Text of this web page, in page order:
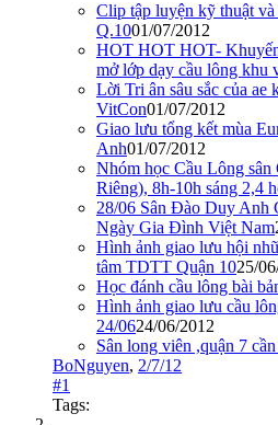
Clip tập luyện kỹ thuật
Q.1001/07/2012
HOT HOT HOT-
mở lớp dạy cầu lông khu
Lời Tri ân sâu sắc của ae
VitCon01/07/2012
Giao lưu tổng kết mùa
Anh01/07/2012
Nhóm học Cầu Lông
Riêng), 8h-10h sáng 2,4
28/06 Sân Đào Duy Anh
Ngày Gia Đình Việt Nam
Hình ảnh giao lưu hội
tâm TDTT Quận 1025/
Học đánh cầu lông bài
Hình ảnh giao lưu cầu
24/0624/06/2012
Sân long viên ,quận 7
BoNguyen, 2/7/12
#1
Tags: